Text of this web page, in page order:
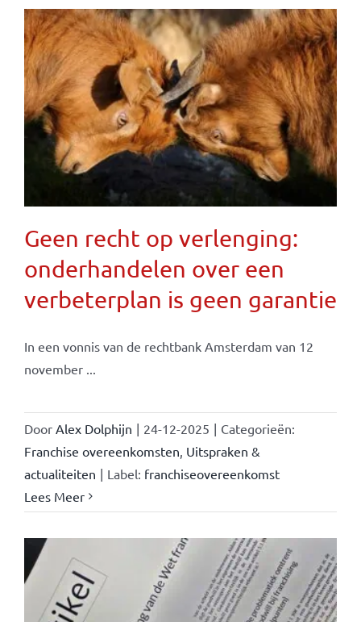
Geen recht op verlenging:
onderhandelen over een
verbeterplan is geen garantie
In een vonnis van de rechtbank Amsterdam van 12
november ...
Door Alex Dolphijn | 24-12-2025 | Categorieën:
Franchise overeenkomsten Uitspraken &
actualiteiten | Label: franchiseovereenkomst
Lees Meer